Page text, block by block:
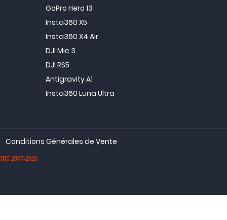
GoPro Hero 13
Insta360 X5
Insta360 X4 Air
DJI Mic 3
DJI RS5
Antigravity A1
Insta360 Luna Ultra
Conditions Générales de Vente
2007-2026